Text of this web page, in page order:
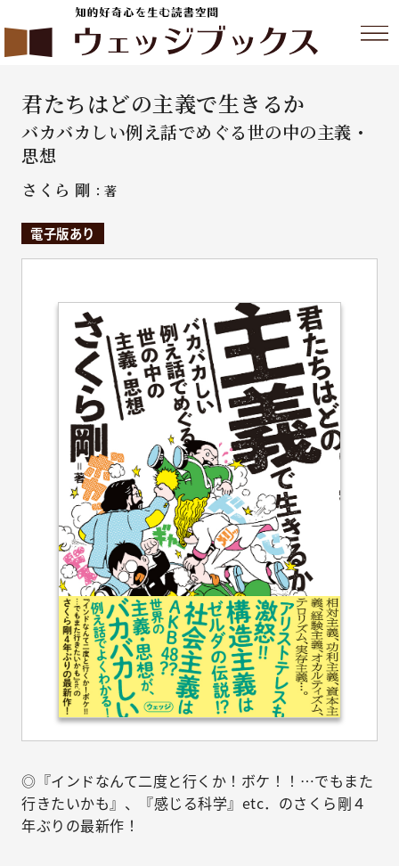
君たちはどの主義で生きるか
バカバカしい例え話でめぐる世の中の主義・
思想
さくら 剛 ：著
電子版あり
◎『インドなんて二度と行くか！ボケ！！…でもまた
行きたいかも』、『感じる科学』etc．のさくら剛４
年ぶりの最新作！